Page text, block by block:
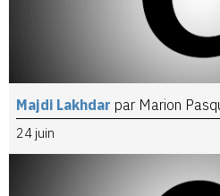
Majdi Lakhdar par Marion
24 juin